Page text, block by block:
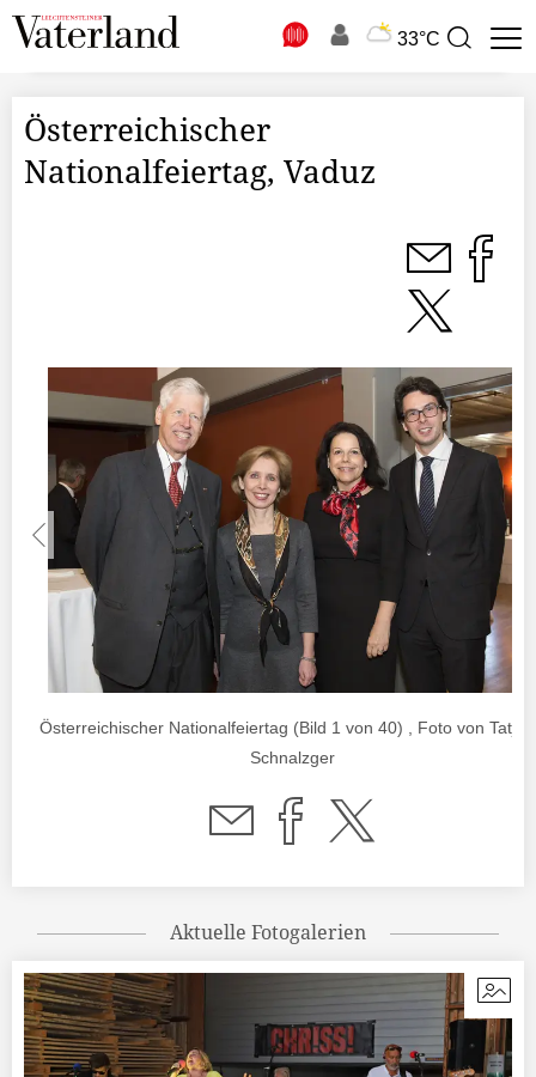
33°C
Suchbegriff
Österreichischer
Nationalfeiertag, Vaduz
Österreichischer Nationalfeiertag (Bild 1 von 40) , Foto von
Schnalzger
Aktuelle Fotogalerien